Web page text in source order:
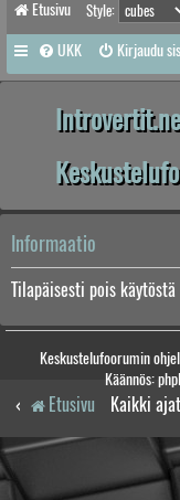
Etusivu Style:
UKK Kirjaudu
Informaatio
Tilapäisesti pois käytöstä
Keskustelufoorumin
Käännös:
Etusivu Kaikki